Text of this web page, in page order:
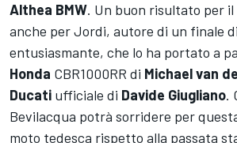
Althea BMW. Un buon risultato per
anche per Jordi, autore di un finale
entusiasmante, che lo ha portato a
Honda CBR1000RR di Michael van
Ducati ufficiale di Davide Giugliano.
Bevilacqua potrà sorridere per
moto tedesca rispetto alla passata